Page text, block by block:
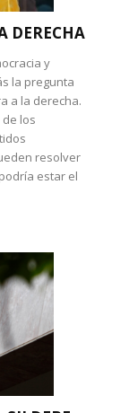
DERECHA
y
la pregunta
a la derecha.
los
resolver
estar el